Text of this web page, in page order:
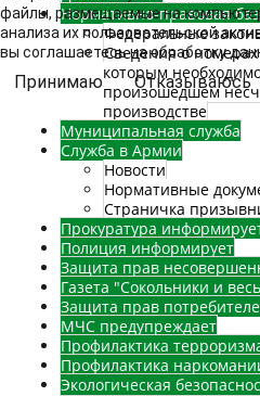
Нормативно-правовая
Федеральные
Сведения о
которым
произошедшем
производстве
Муниципальная служба
Служба в Армии
Новости
Нормативные
Страничка
Прокуратура
Полиция информирует
Защита прав
Газета "Сокольники и
Защита прав
МЧС предупреждает
Профилактика
Профилактика
Экологическая
файлы, размещаемые на
анализа их пользовательской
вы соглашаетесь на обработку
Принимаю Отказываюсь